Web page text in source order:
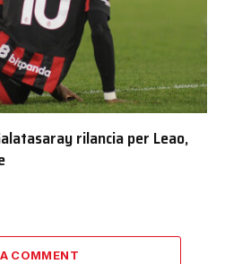
rilancia per Leao,
COMMENT